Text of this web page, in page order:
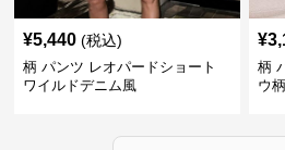
¥5,440 (税込)
柄 パンツ レオパードショート
ワイルドデニム風
¥
柄
ウ